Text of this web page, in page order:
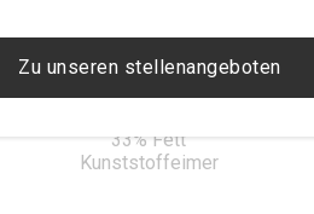
Zu unseren stellenangeboten
33% Fett
Kunststoffeimer